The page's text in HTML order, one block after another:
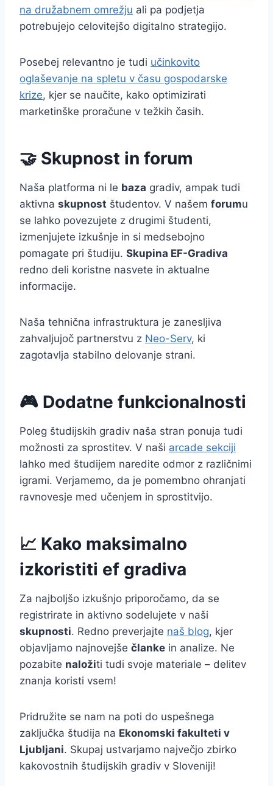
na družabnem omrežju ali pa podjetja
potrebujejo celovitejšo digitalno strategijo.
Posebej relevantno je tudi učinkovito
oglaševanje na spletu v času gospodarske
krize, kjer se naučite, kako optimizirati
marketinške proračune v težkih časih.
🤝 Skupnost in forum
Naša platforma ni le baza gradiv, ampak tudi
aktivna skupnost študentov. V našem forumu
se lahko povezujete z drugimi študenti,
izmenjujete izkušnje in si medsebojno
pomagate pri študiju. Skupina EF-Gradiva
redno deli koristne nasvete in aktualne
informacije.
Naša tehnična infrastruktura je zanesljiva
zahvaljujoč partnerstvu z Neo-Serv, ki
zagotavlja stabilno delovanje strani.
🎮 Dodatne funkcionalnosti
Poleg študijskih gradiv naša stran ponuja tudi
možnosti za sprostitev. V naši arcade sekciji
lahko med študijem naredite odmor z različnimi
igrami. Verjamemo, da je pomembno ohranjati
ravnovesje med učenjem in sprostitvijo.
📈 Kako maksimalno
izkoristiti ef gradiva
Za najboljšo izkušnjo priporočamo, da se
registrirate in aktivno sodelujete v naši
skupnosti. Redno preverjajte naš blog, kjer
objavljamo najnovejše članke in analize. Ne
pozabite naložiti tudi svoje materiale – delitev
znanja koristi vsem!
Pridružite se nam na poti do uspešnega
zaključka študija na Ekonomski fakulteti v
Ljubljani. Skupaj ustvarjamo največjo zbirko
kakovostnih študijskih gradiv v Sloveniji!